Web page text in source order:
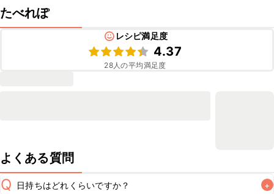
たべれぽ
レシピ満足度
4.37
28人の平均満足度
よくある質問
Q 日持ちはどれくらいですか？ +